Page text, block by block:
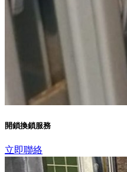
開鎖換鎖服務
立即聯絡